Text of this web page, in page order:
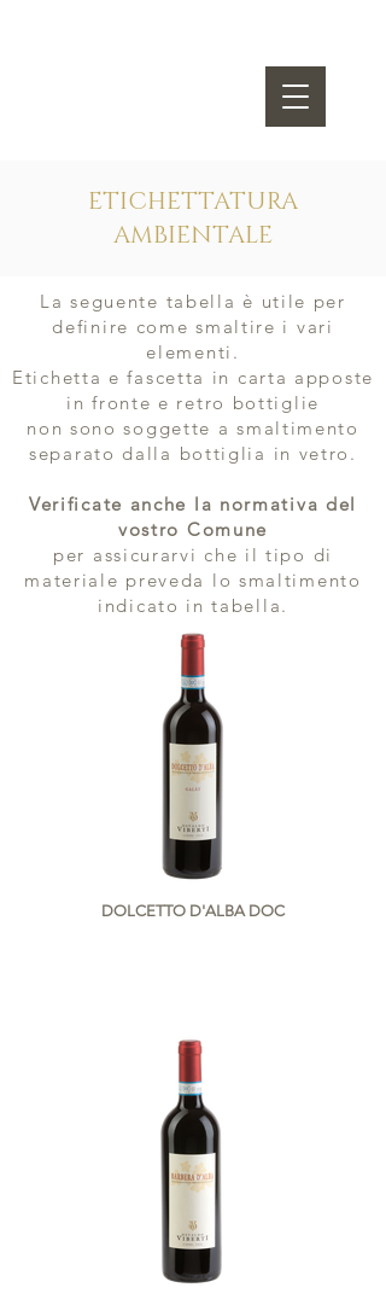
ETICHETTATURA
AMBIENTALE
La seguente tabella è utile per
definire come smaltire i vari
elementi.
Etichetta e fascetta in carta apposte
in fronte e retro bottiglie
non sono soggette a smaltimento
separato dalla bottiglia in vetro.
Verificate anche la normativa del
vostro Comune
per assicurarvi che il tipo di
materiale preveda lo smaltimento
indicato in tabella.
DOLCETTO D'ALBA DOC